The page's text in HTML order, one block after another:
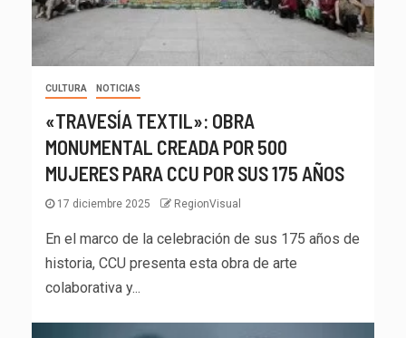
CULTURA NOTICIAS
«TRAVESÍA TEXTIL»: OBRA
MONUMENTAL CREADA POR 500
MUJERES PARA CCU POR SUS 175 AÑOS
17 diciembre 2025 RegionVisual
En el marco de la celebración de sus 175 años de
historia, CCU presenta esta obra de arte
colaborativa y...